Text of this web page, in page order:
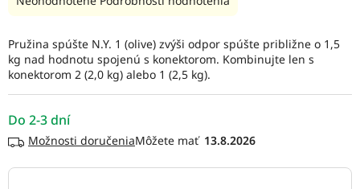
Do 2-3 dní
13.8.2026
Možnosti doručenia
Pružina spúšte N.Y. 1 (olive) zvýši odpor spúšte približne o 1,5
kg nad hodnotu spojenú s konektorom. Kombinujte len s
konektorom 2 (2,0 kg) alebo 1 (2,5 kg).
je
0,0
z
5